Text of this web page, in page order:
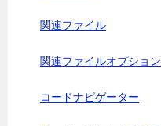
関連ファイル
関連ファイルオプション
コードナビゲーター